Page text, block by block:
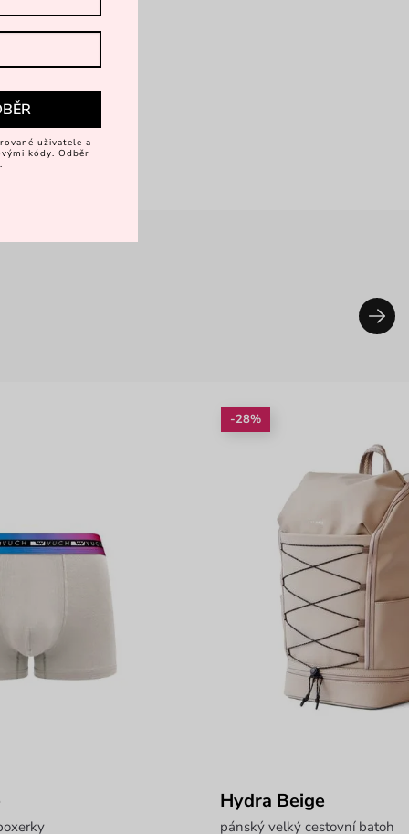
-28%
Hydra Beige
pánský velký cestovní batoh
uživatele a
kódy. Odběr